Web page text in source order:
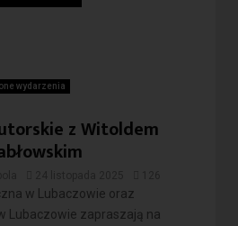
wydarzenia
z Witoldem
w Lubaczowie oraz
Lubaczowie zapraszają na